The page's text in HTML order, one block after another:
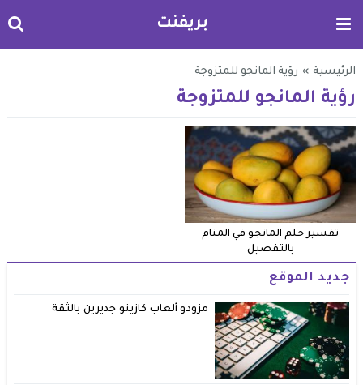
بريفنت
الرئيسية » رؤية المانجو للمتزوجة
رؤية المانجو للمتزوجة
تفسير حلم المانجو في المنام
بالتفصيل
جديد الموقع
مزودو ألعاب كازينو جديرين بالثقة